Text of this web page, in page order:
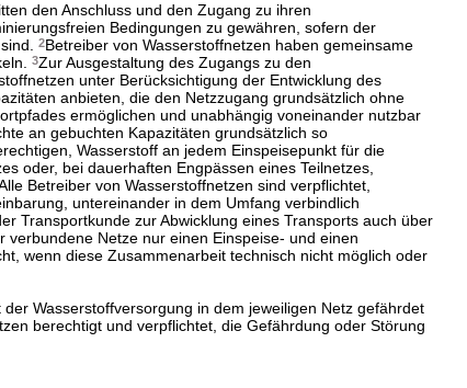
den Anschluss und den Zugang zu ihren
Bedingungen zu gewähren, sofern der
2Betreiber von Wasserstoffnetzen haben gemeinsame
3Zur Ausgestaltung des Zugangs zu den
unter Berücksichtigung der Entwicklung des
anbieten, die den Netzzugang grundsätzlich ohne
ermöglichen und unabhängig voneinander nutzbar
an gebuchten Kapazitäten grundsätzlich so
Wasserstoff an jedem Einspeisepunkt für die
oder, bei dauerhaften Engpässen eines Teilnetzes,
Betreiber von Wasserstoffnetzen sind verpflichtet,
untereinander in dem Umfang verbindlich
Transportkunde zur Abwicklung eines Transports auch über
Netze nur einen Einspeise- und einen
wenn diese Zusammenarbeit technisch nicht möglich oder
Wasserstoffversorgung in dem jeweiligen Netz gefährdet
berechtigt und verpflichtet, die Gefährdung oder Störung